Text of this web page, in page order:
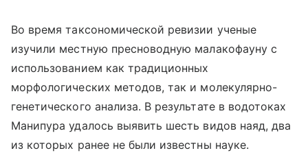
Во время таксономической ревизии ученые
изучили местную пресноводную малакофауну с
использованием как традиционных
морфологических методов, так и молекулярно-
генетического анализа. В результате в водотоках
Манипура удалось выявить шесть видов наяд, два
из которых ранее не были известны науке.